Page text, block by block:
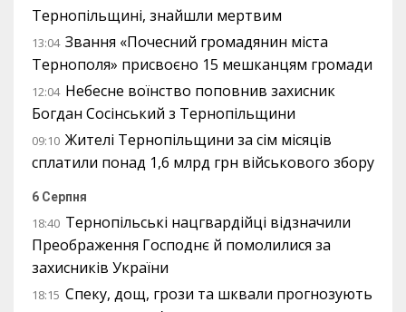
Тернопільщині, знайшли мертвим
13:04 Звання «Почесний громадянин міста
Тернополя» присвоєно 15 мешканцям громади
12:04 Небесне воїнство поповнив захисник
Богдан Сосінський з Тернопільщини
09:10 Жителі Тернопільщини за сім місяців
сплатили понад 1,6 млрд грн військового збору
6 Серпня
18:40 Тернопільські нацгвардійці відзначили
Преображення Господнє й помолилися за
захисників України
18:15 Спеку, дощ, грози та шквали прогнозують